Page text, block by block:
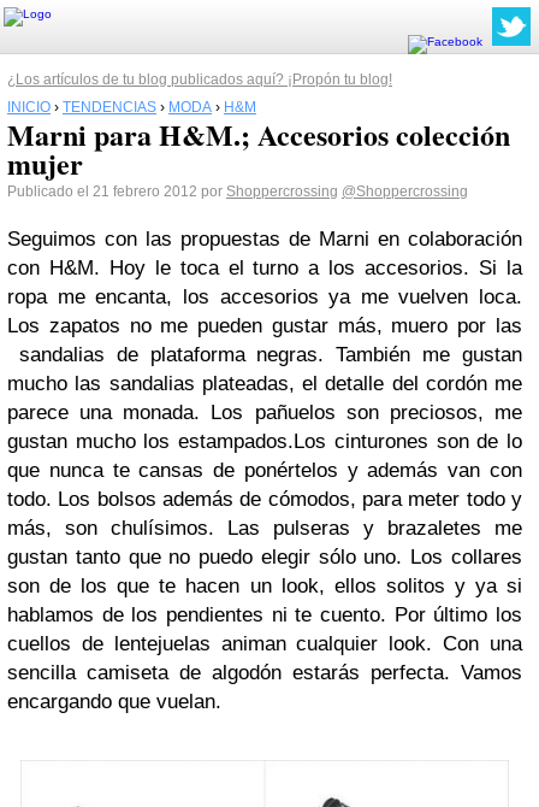
¿Los artículos de tu blog publicados aquí? ¡Propón tu blog!
INICIO › TENDENCIAS › MODA › H&M
Marni para H&M.; Accesorios colección
mujer
Publicado el 21 febrero 2012 por Shoppercrossing @Shoppercrossing
Seguimos con las propuestas de Marni en colaboración
con H&M. Hoy le toca el turno a los accesorios. Si la
ropa me encanta, los accesorios ya me vuelven loca.
Los zapatos no me pueden gustar más, muero por las
sandalias de plataforma negras. También me gustan
mucho las sandalias plateadas, el detalle del cordón me
parece una monada. Los pañuelos son preciosos, me
gustan mucho los estampados.Los cinturones son de lo
que nunca te cansas de ponértelos y además van con
todo. Los bolsos además de cómodos, para meter todo y
más, son chulísimos. Las pulseras y brazaletes me
gustan tanto que no puedo elegir sólo uno. Los collares
son de los que te hacen un look, ellos solitos y ya si
hablamos de los pendientes ni te cuento. Por último los
cuellos de lentejuelas animan cualquier look. Con una
sencilla camiseta de algodón estarás perfecta. Vamos
encargando que vuelan.